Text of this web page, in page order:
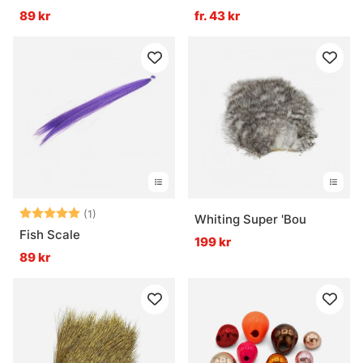
89 kr
fr. 43 kr
Betyg: (1)
5.0 utav 5 stjärnor
Fish Scale
89 kr
Whiting Super 'Bou
199 kr